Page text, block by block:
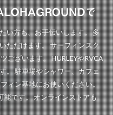
で
い方も、お手伝いします。 多
ただけます。 サーフィンスク
ございます。 HURLEYやRVCA
。 駐車場やシャワー、カフェ
ィン基地にお使いください。
能です。 オンラインストアも